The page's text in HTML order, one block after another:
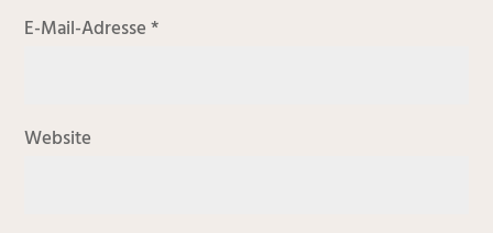
E-Mail-Adresse*
Website